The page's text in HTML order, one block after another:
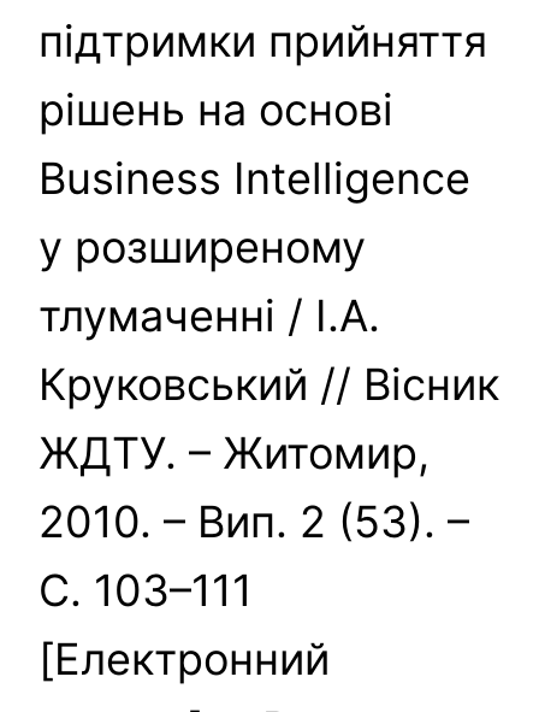
підтримки прийняття
рішень на основі
Business Intelligence
у розширеному
тлумаченні / І.А.
Круковський // Вісник
ЖДТУ. – Житомир,
2010. – Вип. 2 (53). –
С. 103–111
[Електронний